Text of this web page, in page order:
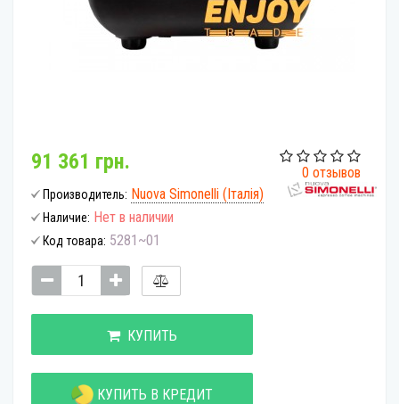
0 отзывов
91 361 грн.
Производитель: Nuova Simonelli (Італія)
Наличие: Нет в наличии
Код товара: 5281~01
КУПИТЬ
КУПИТЬ В КРЕДИТ